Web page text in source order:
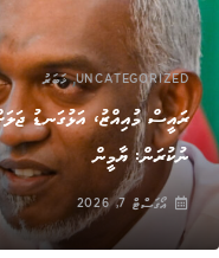
UNCATEGORIZED
,ޚަބަރު
ރައީސް މުއިއްޒު، އަޅުގަނޑު
ނުކުރަން: ޔާމީން
އޯގަސްޓް 7, 2026